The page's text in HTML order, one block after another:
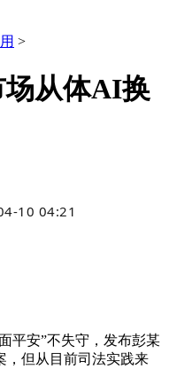
>
场从体AI换
10 04:21
安”不失守，发布彭某
，但从目前司法实践来